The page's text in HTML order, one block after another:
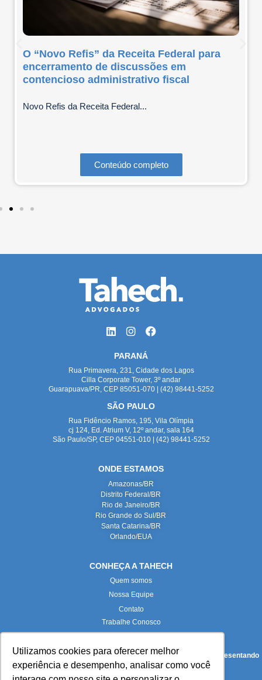
Utilizamos cookies para oferecer melhor
experiência e desempenho, analisar como você
O “Novo Refis” da Receita Federal para
encerramento de discussões em
contencioso administrativo fiscal
Novo Refis da Receita Federal...
Conteúdo completo
PARANÁ
Rua Primavera, 231, Cidade dos Lagos
Cilla Corporate Tower, 3º andar
Guarapuava/PR, CEP 85051-070 | (42) 98441-5252
SÃO PAULO
Rua Fidêncio Ramos, 195, Vila Olímpia
cj 124, Ed. Atrium V, 12º andar, sala 164
São Paulo/SP, CEP 04551-010 | (42) 98441-5252
ONDE ESTAMOS
Amazonas/BR
Distrito Federal/BR
Rio de Janeiro/BR
Rio Grande do Sul/BR
Santa Catarina/BR
Orlando/EUA
CONHEÇA A TAHECH
Quem somos
Nossa Equipe
Contato
Trabalhe Conosco
Todas as imagens deste site foram produzidas internamente, representando
fielmente nossas instalações e equipe.